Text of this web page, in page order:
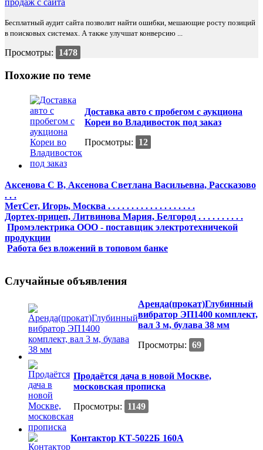
Бесплатный аудит сайта позволит найти ошибки, мешающие росту позиций
в поисковых системах. А также улучшат конверсию ...
Просмотры: 1478
Похожие по теме
Доставка авто с пробегом с аукциона
Кореи во Владивосток под заказ
Просмотры:
12
Аксенова С В, Аксенова Светлана Васильевна, Рассказово
. . .
МетСет, Игорь, Москва . . . . . . . . . . . . . . . . . . .
Дортех-прицеп, Литвинова Мария, Белгород . . . . . . . . . .
Промэлектрика ООО - поставщик электротехничекой
продукции
Работа без вложений в топовом банке
Случайные объявления
Аренда(прокат)Глубинный
вибратор ЭП1400 комплект,
вал 3 м, булава 38 мм
Просмотры: 69
Продаётся дача в новой Москве,
московская прописка
Просмотры:
1149
Контактор КТ-5022Б 160А